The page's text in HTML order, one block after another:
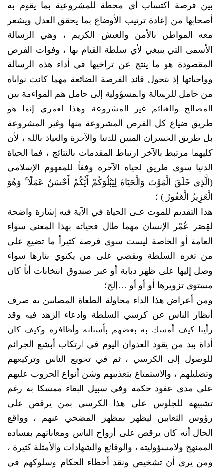
بين فرصة اكتساب أي محطة للمشروعية بما يقوم به
أصحابها من إعادة ترتيب الأوضاع بما يحقق العدل ويشعر
معه المواطن بالأمن والعيش الكريم ، وهي الرسالة
الأسمى التي ينبغي لأي سلطة القيام بها ، وفوات الفرص
المقصودة هو ما ينتج عن تراخيها في أداء هذه الرسالة
وواجباتها إذ يتحول قائد الفرصة الضائعة مهما كانت نواياه
من حامل للرسالة والمسؤولية إلى حامل هم المواءمة بين
المصالح والغنائم غير المشروعة وهذا لعمري إنما هو
طريق ضياع كل الفرص المشروعة منها وغير المشروعة
بل طريق الخسران المبين للدنيا والآخرة والعياذ بالله ، لأن
كليهما مرتبط بالآخر ارتباط المقدمات بالنتائج ، فما الحياة
الدنيا سوى طريق لحياة الآخرة وفقاً للمفهوم الإسلامي
(الَّذِي خَلَقَ الْمَوْتَ وَالْحَيَاةَ لِيَبْلُوَكُمْ أَيُّكُمْ أَحْسَنُ عَمَلًا ۚ وَهُوَ
الْعَزِيزُ الْغَفُورُ ) ؛
هذا التقديم للموت على الحياة في الآية فيه إشارة واضحة
لقِصَر عُمْر الإنسان مهما طال فحياته بهذا المعنى سواء
العامة أو الخاصة ليست سوى فرصة كثيراً ما تضيع على
من تغره السلطة وتقضي على من يكتوي بنارها سواء
وصل إليها على ظهر دبابة أو عبر صندوق انتخابات أياً كان
مستوى تزويرها أو أو أو …إلخ؛
ومن أعراض هذا الداء محاولة الطغاة المصابين به صرف
أنظار الناس عن كرسي السلطة وادعاء الزهد فيه وقد
رأينا كيف أمسك به بعضهم بأسنانه وأظافره وكيف كان
أداة بيد من يقود العدوان اليوم في ارتكاب أبشع الجرائم
للوصول إلى الكرسي ، ثم في تجويع الناس وتركيعهم
وتضليلهم ، والاستمتاع بتعذيبهم وشن أنواع الحروب عليهم
على مدى عقود حكمه وفي سبيل البقاء ممسكا به رغم
تشبيهه للجلوس على هذا الكرسي بمن يرقص على
رؤوس الثعابين ليظهر بمظهر المضحي عنهم ، وواقع
الحال أنه كان يرقص على أرواح الناس ومعاناتهم بفساده
الممنهج ولامسؤوليته ، والوقائع والشهادات والأمثلة كثيرة ،
ومن يرى أن تشخيص ونقد أخطاء الحكام وسلوكهم في